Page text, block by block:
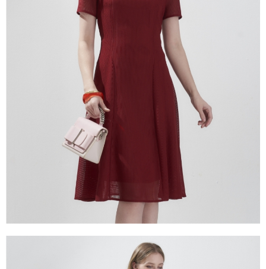
1.本服務係由「台灣大哥大股份有限公司」（以下簡稱本公司）所提供，讓
用戶於交易時，得透過本服務購買商品或服務，並由商店將買賣／分期付款
買賣價金債權讓與本公司後，依約使用本公司帳單繳交帳款。
2.基於同意付款使用「大哥付你分期」之契約關係目的，商店將以您的個人
資料（包含姓名、電話或地址）提供予台灣大哥大進項蒐集、處理及利用，
由本公司與您本人進行分期帳單所需資料之確認、核對及更正。
3.完整用戶服務條款，請詳閱以下連結：
https://oppay.tw/userRule
ATM／網路銀行／等多元方式進行付款，方視為交易完成。
※ 請注意：結帳手續完成當下不需立刻繳費，但若您需要取消訂單，請聯絡
購買商品的店家。未經商家同意取消之訂單仍視為有效，需透過AFTEE先享
※ 交易是否成功請以「AFTEE先享後付 」之結帳頁面顯示為準，若有關於
是否繳費成功／繳費後需取消欲退款等相關疑問，請聯繫「AFTEE先享後付
https://netprotections.freshdesk.com/support/home
１．透過由恩沛科技股份有限公司提供之「AFTEE先享後付」服務完成之交
易，需依本服務之必要範圍內提供個人資料，並將交易相關給付款項請求債
權轉讓予恩沛科技股份有限公司。
２．關於個人資料處理事宜，請瀏覽以下網址：
https://aftee.tw/terms/#terms3
３．未成年的使用者請事先徵得法定代理人或監護人之同意方可使用
「AFTEE先享後付」，若未經同意申辦者引起之損失，本公司不負相關責
４．使用「AFTEE先享後付」時，將依據個別帳號之用戶狀況，依本公司即
時審查核予不同之上限額度；若仍有額度不足之情形，本公司將視審查結果
５．嚴禁一人註冊多個帳號或使用他人資訊註冊。若發現惡意使用之情形，
每筆NT$120，滿NT$2,000(含以上)免運費